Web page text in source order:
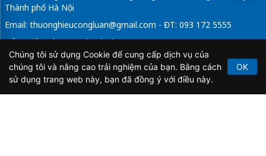
Thành phố Hà Nội
Email: thuonghieucongluan@gmail.com - ĐT: 093 172 5555
Tổng Biên Tập: Vũ Đức Thuận
Giấy phép hoạt động báo chí điện tử số 64/GP-BTTTT do Bộ
Thông tin và Truyền thông cấp ngày 21/2/2020.
Chúng tôi sử dụng Cookie để cung cấp dịch vụ của
chúng tôi và nâng cao trải nghiệm của bạn. Bằng cách
sử dụng trang web này, bạn đã đồng ý với điều này.
OK